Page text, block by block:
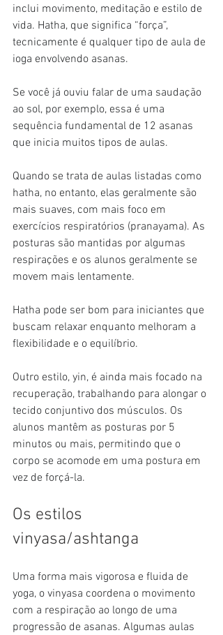
inclui movimento, meditação e estilo de
vida. Hatha, que significa “força”,
tecnicamente é qualquer tipo de aula de
ioga envolvendo asanas.
Se você já ouviu falar de uma saudação
ao sol, por exemplo, essa é uma
sequência fundamental de 12 asanas
que inicia muitos tipos de aulas.
Quando se trata de aulas listadas como
hatha, no entanto, elas geralmente são
mais suaves, com mais foco em
exercícios respiratórios (pranayama). As
posturas são mantidas por algumas
respirações e os alunos geralmente se
movem mais lentamente.
Hatha pode ser bom para iniciantes que
buscam relaxar enquanto melhoram a
flexibilidade e o equilíbrio.
Outro estilo, yin, é ainda mais focado na
recuperação, trabalhando para alongar o
tecido conjuntivo dos músculos. Os
alunos mantêm as posturas por 5
minutos ou mais, permitindo que o
corpo se acomode em uma postura em
vez de forçá-la.
Os estilos
vinyasa/ashtanga
Uma forma mais vigorosa e fluida de
yoga, o vinyasa coordena o movimento
com a respiração ao longo de uma
progressão de asanas. Algumas aulas